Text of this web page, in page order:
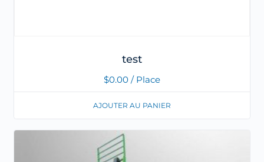
test
$0.00 / Place
AJOUTER AU PANIER